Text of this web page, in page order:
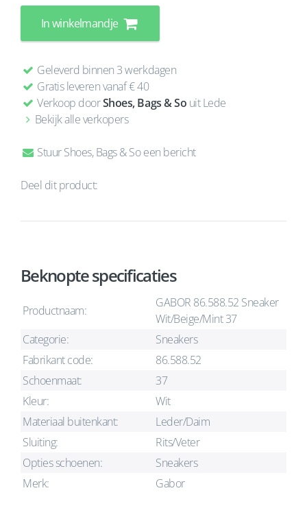
In winkelmandje
Geleverd binnen 3 werkdagen
Gratis leveren vanaf € 40
Verkoop doorShoes, Bags & So uit Lede
Bekijk alle verkopers
Stuur Shoes, Bags & So een bericht
Deel dit product:
Beknopte specificaties
Productnaam:
GABOR 86.588.52 Sneaker
Wit/Beige/Mint 37
Categorie:
Sneakers
Fabrikant code:
86.588.52
Schoenmaat:
37
Kleur:
Wit
Materiaal buitenkant:
Leder/Daim
Sluiting:
Rits/Veter
Opties schoenen:
Sneakers
Merk:
Gabor